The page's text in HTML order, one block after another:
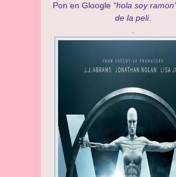
Pon en Gloogle “hola soy
de la peli.